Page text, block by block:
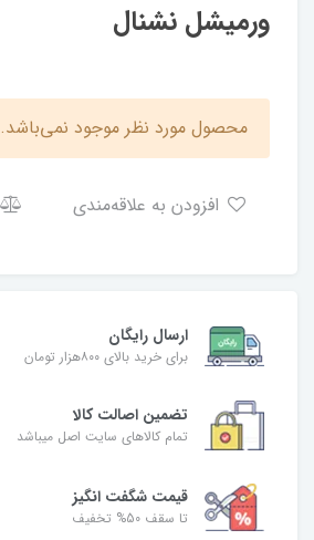
ورمیشل نشنال
محصول مورد نظر موجود نمی‌باشد.
ارسال رایگان
برای خرید بالای ۸۰۰هزار تومان
تضمین اصالت کالا
تمام کالاهای سایت اصل میباشد
قیمت شگفت انگیز
تا سقف 50% تخفیف